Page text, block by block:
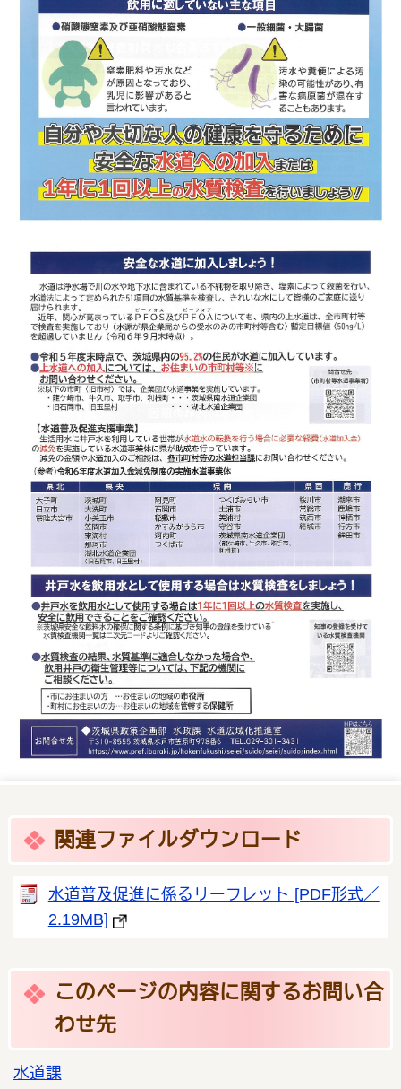
関連ファイルダウンロード
水道普及促進に係るリーフレット [PDF形式／
2.19MB]
このページの内容に関するお問い合
わせ先
水道課